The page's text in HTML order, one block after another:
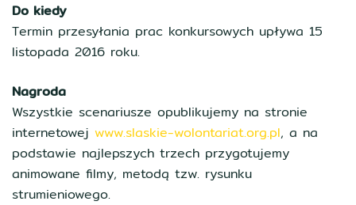
Do kiedy
Termin przesyłania prac konkursowych upływa 15
listopada 2016 roku.
Nagroda
Wszystkie scenariusze opublikujemy na stronie
internetowej www.slaskie-wolontariat.org.pl, a na
podstawie najlepszych trzech przygotujemy
animowane filmy, metodą tzw. rysunku
strumieniowego.